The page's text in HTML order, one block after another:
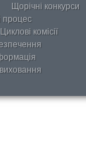
Щорічні конкурси
процес
Циклові комісії